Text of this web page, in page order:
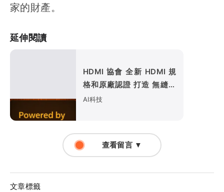
家的財產。
延伸閱讀
HDMI 協會 全新 HDMI 規
格和原廠認證 打造 無縫高
效能的影音生態系
AI科技
查看留言 ▼
文章標籤